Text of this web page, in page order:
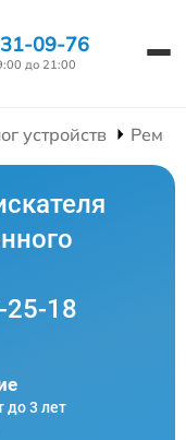
09-76
до 21:00
устройств
25-18
до 3 лет